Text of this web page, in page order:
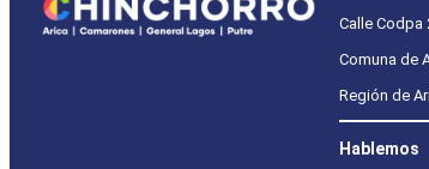
Calle Codpa
Comuna de
Región de
Hablemos